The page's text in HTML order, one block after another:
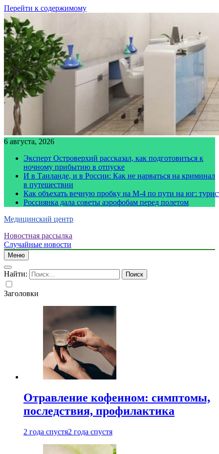
Перейти к содержимому
6 августа, 2026
Эксперт Островерхий рассказал, как подготовиться к
ночному прибытию в отпуске
И в Таиланде, и в России: Как не нарваться на криминал
в путешествии
Как объехать вечную пробку на М-4 по пути на юг:
Россиянка дала советы аэрофобам перед полетом
Медицинский центр
Новостная рассылка
Случайные новости
Меню
Найти:
Заголовки
Отравление кофеином: симптомы,
последствия, профилактика
2 года спустя2 года спустя